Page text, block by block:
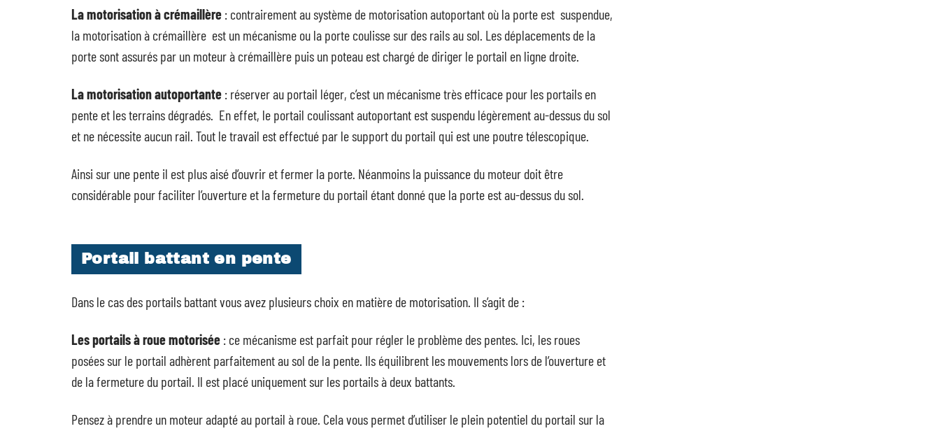
La motorisation à crémaillère : contrairement au système de motorisation autoportant où la porte est suspendue,
la motorisation à crémaillère est un mécanisme ou la porte coulisse sur des rails au sol. Les déplacements de la
porte sont assurés par un moteur à crémaillère puis un poteau est chargé de diriger le portail en ligne droite.
La motorisation autoportante : réserver au portail léger, c’est un mécanisme très efficace pour les portails en
pente et les terrains dégradés. En effet, le portail coulissant autoportant est suspendu légèrement au-dessus du sol
et ne nécessite aucun rail. Tout le travail est effectué par le support du portail qui est une poutre télescopique.
Ainsi sur une pente il est plus aisé d’ouvrir et fermer la porte. Néanmoins la puissance du moteur doit être
considérable pour faciliter l’ouverture et la fermeture du portail étant donné que la porte est au-dessus du sol.
Portail battant en pente
Dans le cas des portails battant vous avez plusieurs choix en matière de motorisation. Il s’agit de :
Les portails à roue motorisée : ce mécanisme est parfait pour régler le problème des pentes. Ici, les roues
posées sur le portail adhèrent parfaitement au sol de la pente. Ils équilibrent les mouvements lors de l’ouverture et
de la fermeture du portail. Il est placé uniquement sur les portails à deux battants.
Pensez à prendre un moteur adapté au portail à roue. Cela vous permet d’utiliser le plein potentiel du portail sur la